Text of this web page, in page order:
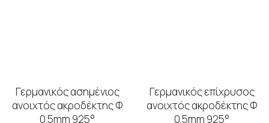
Γερμανικός ασημένιος
ανοιχτός ακροδέκτης Φ
0.5mm 925°
Γερμανικός επίχρυσος
ανοιχτός ακροδέκτης Φ
0.5mm 925°